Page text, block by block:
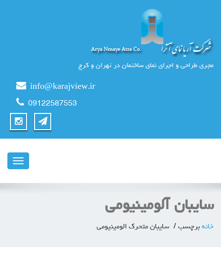
مجری طراحی و اجرای نمای ساختمان در تهران و کرج
info@karajview.ir
09122587553
ناوبری
سایبان آلومینیومی
خانه برچسب سایبان متحرک الومینیومی